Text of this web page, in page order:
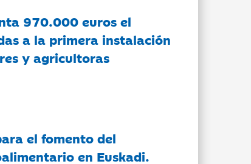
970.000 euros el
a la primera instalación
y agricultoras
el fomento del
en Euskadi.